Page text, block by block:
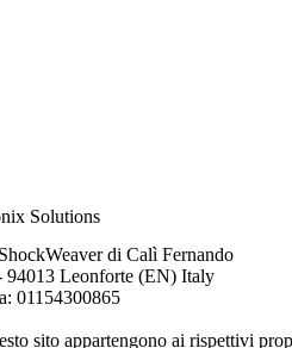
Solutions
di Calì Fernando
94013 Leonforte (EN) Italy
01154300865
sito appartengono ai rispettivi